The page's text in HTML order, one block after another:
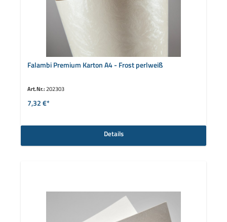
Falambi Premium Karton A4 - Frost perlweiß
Art.Nr.:202303
7,32 €*
Details